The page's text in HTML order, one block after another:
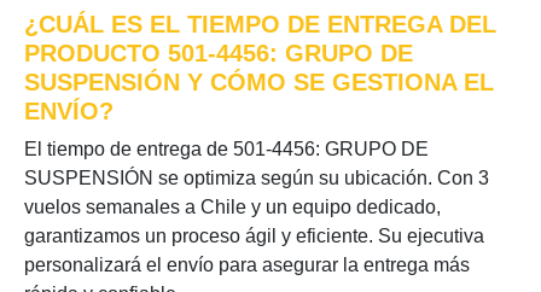
¿CUÁL ES EL TIEMPO DE ENTREGA DEL
PRODUCTO 501-4456: GRUPO DE
SUSPENSIÓN Y CÓMO SE GESTIONA EL
ENVÍO?
El tiempo de entrega de 501-4456: GRUPO DE
SUSPENSIÓN se optimiza según su ubicación. Con 3
vuelos semanales a Chile y un equipo dedicado,
garantizamos un proceso ágil y eficiente. Su ejecutiva
personalizará el envío para asegurar la entrega más